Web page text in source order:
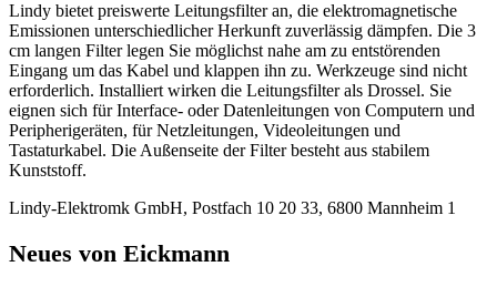
Lindy bietet preiswerte Leitungsfilter an, die elektromagnetische
Emissionen unterschiedlicher Herkunft zuverlässig dämpfen. Die 3
cm langen Filter legen Sie möglichst nahe am zu entstörenden
Eingang um das Kabel und klappen ihn zu. Werkzeuge sind nicht
erforderlich. Installiert wirken die Leitungsfilter als Drossel. Sie
eignen sich für Interface- oder Datenleitungen von Computern und
Peripherigeräten, für Netzleitungen, Videoleitungen und
Tastaturkabel. Die Außenseite der Filter besteht aus stabilem
Kunststoff.
Lindy-Elektromk GmbH, Postfach 10 20 33, 6800 Mannheim 1
Neues von Eickmann